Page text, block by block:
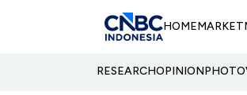
HOMEMARKET
RESEARCHOPINIONPHOTO